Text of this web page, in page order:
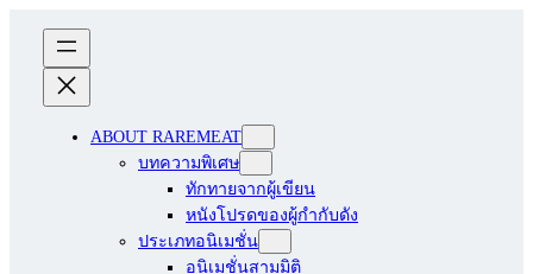
ABOUT RAREMEAT
บทความพิเศษ
ทักทายจากผู้เขียน
หนังโปรดของผู้กำกับดัง
ประเภทอนิเมชั่น
อนิเมชั่นสามมิติ